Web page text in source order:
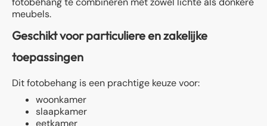
meubels.
Geschikt voor particuliere en zakelijke
toepassingen
Dit fotobehang is een prachtige keuze voor:
woonkamer
slaapkamer
eetkamer